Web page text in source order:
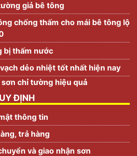
giả bê tông
chống thấm cho mái bê tông lộ
bị thấm nước
dẻo nhiệt tốt nhất hiện nay
chỉ tường hiệu quả
ĐỊNH
thông tin
trả hàng
và giao nhận sơn